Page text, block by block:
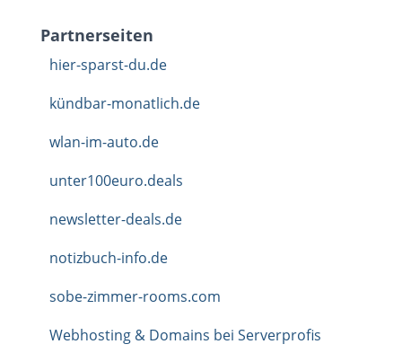
Partnerseiten
hier-sparst-du.de
kündbar-monatlich.de
wlan-im-auto.de
unter100euro.deals
newsletter-deals.de
notizbuch-info.de
sobe-zimmer-rooms.com
Webhosting & Domains bei Serverprofis